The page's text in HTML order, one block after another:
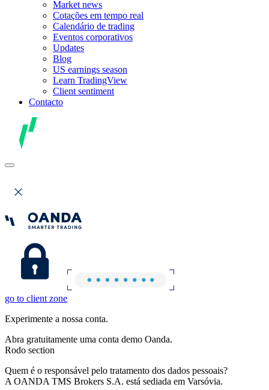
Market news
Cotações em tempo real
Calendário de trading
Eventos corporativos
Updates
Blog
US earnings season
Learn TradingView
Client sentiment
Contacto
go to client zone
Experimente a nossa conta.
Abra gratuitamente uma conta demo Oanda.
Rodo section
Quem é o responsável pelo tratamento dos dados pessoais?
A OANDA TMS Brokers S.A. está sediada em Varsóvia.